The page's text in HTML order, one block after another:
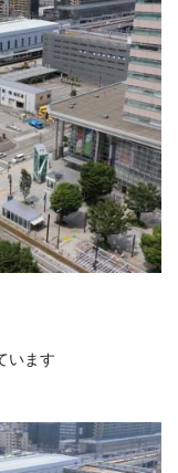
います